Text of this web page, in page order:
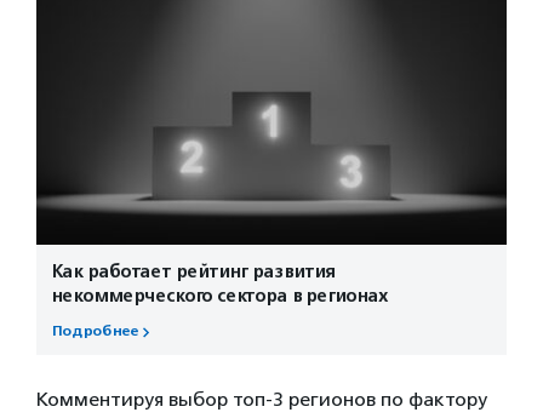
Как работает рейтинг развития
некоммерческого сектора в регионах
Подробнее
Комментируя выбор топ-3 регионов по фактору